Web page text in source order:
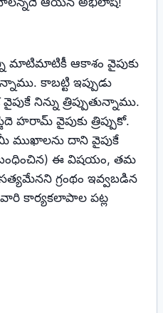
మాటిమాటికీ ఆకాశం వైపుకు
కాబట్టి ఇప్పుడు
నిన్ను త్రిప్పుతున్నాము.
హరామ్ వైపుకు త్రిప్పుకో.
ముఖాలను దాని వైపుకే
ఈ విషయం, తమ
సత్యమేనని గ్రంథం ఇవ్వబడిన
కార్యకలాపాల పట్ల